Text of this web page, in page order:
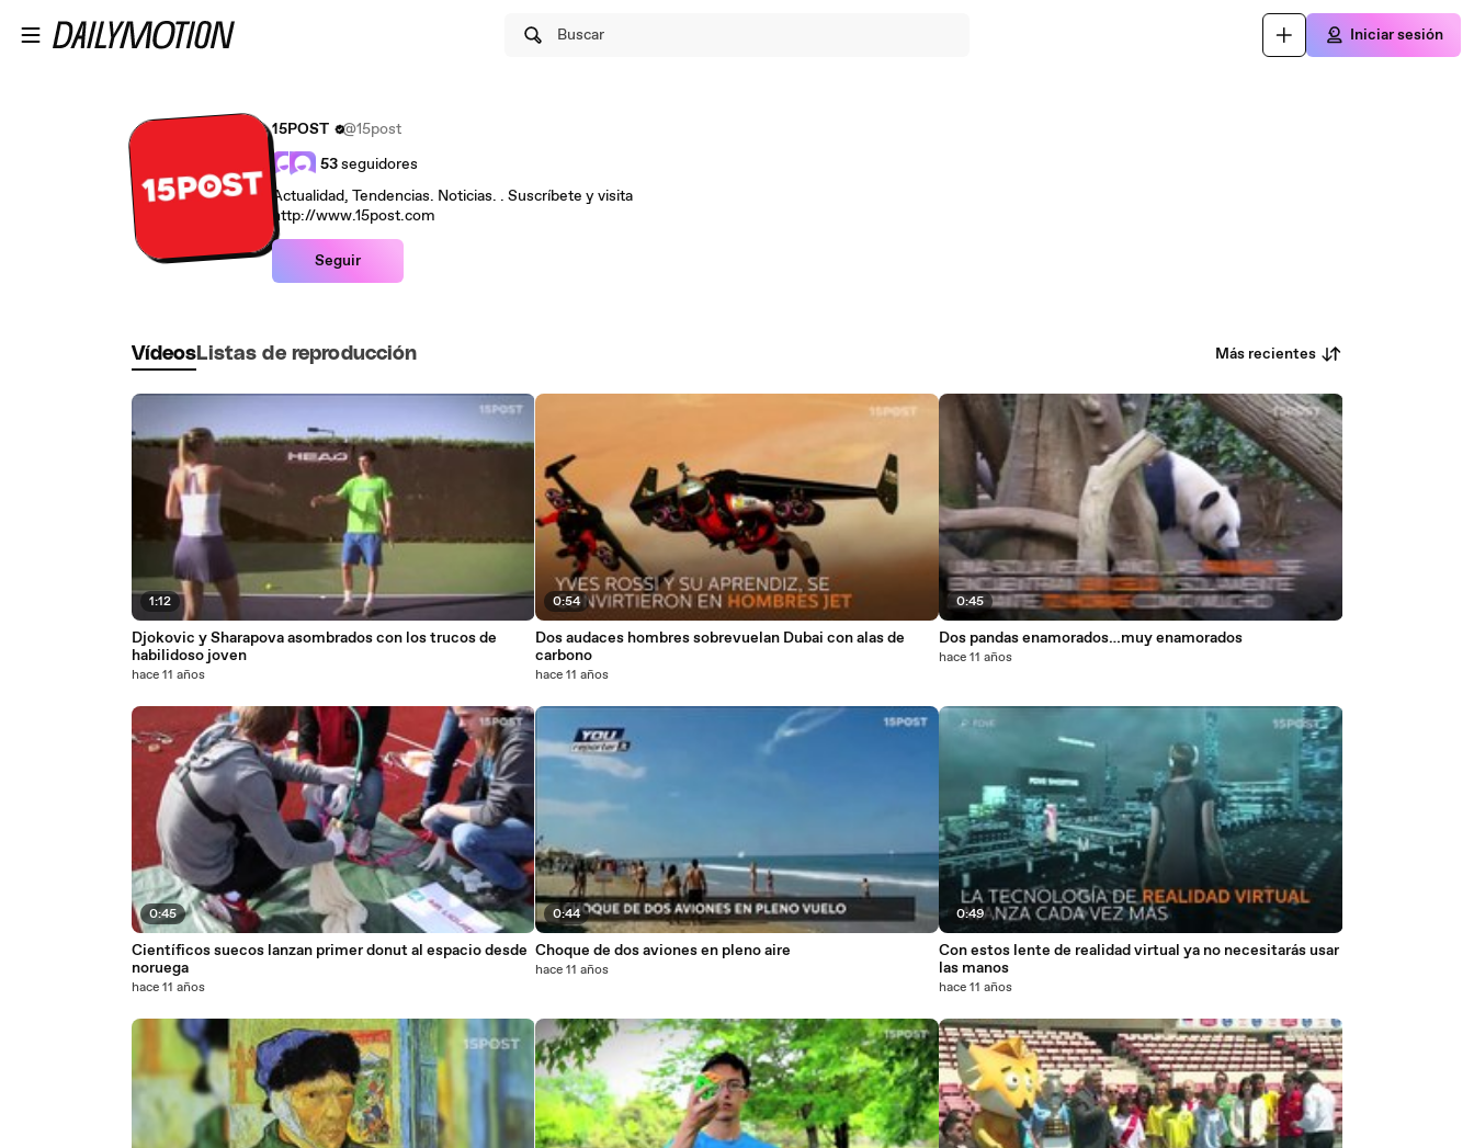
Buscar Iniciar sesión
15POST
@15post
53seguidores
Actualidad, Tendencias. Noticias. . Suscríbete y visita
http://www.15post.com
Seguir
Vídeos Listas de reproducción Más recientes
1:12
Djokovic y Sharapova asombrados con los trucos de
habilidoso joven
hace 11 años
0:45
Científicos suecos lanzan primer donut al espacio desde
noruega
hace 11 años
0:54
Dos audaces hombres sobrevuelan Dubai con alas de
carbono
hace 11 años
0:44
Choque de dos aviones en pleno aire
hace 11 años
0:45
Dos pandas enamorados…muy enamorados
hace 11 años
0:49
Con estos lente de realidad virtual ya no necesitarás usar
las manos
hace 11 años